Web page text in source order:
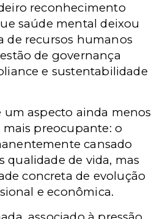
reconhecimento
saúde mental deixou
de recursos humanos
de governança
e sustentabilidade
um aspecto ainda menos
preocupante: o
cansado
qualidade de vida, mas
concreta de evolução
e econômica.